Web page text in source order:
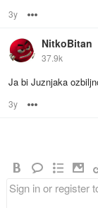
3y
NitkoBitan
37.9k
Ja bi Juznjaka
3y